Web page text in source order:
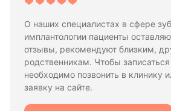
О наших специалистах в сфере
имплантологии пациенты
отзывы, рекомендуют близким,
родственникам. Чтобы
необходимо позвонить в клинику
заявку на сайте.